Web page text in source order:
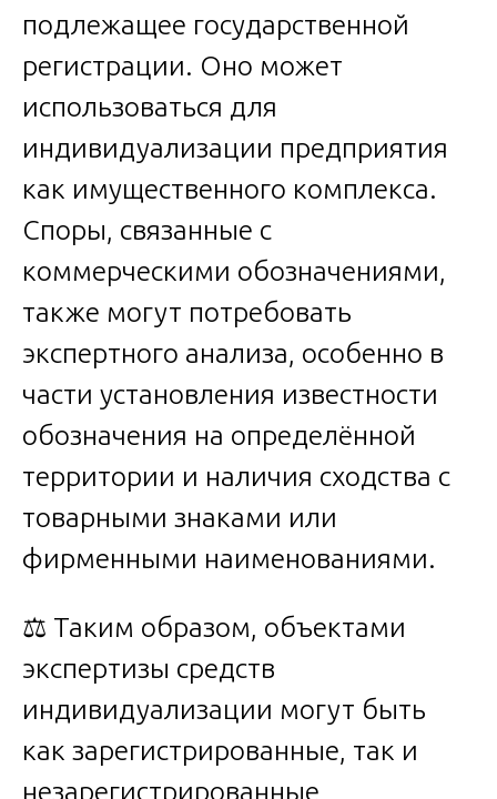
подлежащее государственной
регистрации. Оно может
использоваться для
индивидуализации предприятия
как имущественного комплекса.
Споры, связанные с
коммерческими обозначениями,
также могут потребовать
экспертного анализа, особенно в
части установления известности
обозначения на определённой
территории и наличия сходства с
товарными знаками или
фирменными наименованиями.
⚖️ Таким образом, объектами
экспертизы средств
индивидуализации могут быть
как зарегистрированные, так и
незарегистрированные